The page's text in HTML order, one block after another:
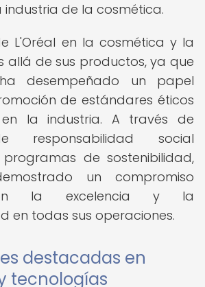
de la cosmética.
L'Oréal en la cosmética y la
allá de sus productos, ya que
desempeñado un papel
de estándares éticos
la industria. A través de
responsabilidad social
de sostenibilidad,
un compromiso
la excelencia y la
en todas sus operaciones.
destacadas en
tecnologías